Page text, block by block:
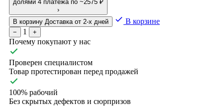
долями 4 платежа по ~2575 ₽
›
В корзину Доставка от 2-х дней В корзине
− 1 +
Почему покупают у нас
Проверен специалистом
Товар протестирован перед продажей
100% рабочий
Без скрытых дефектов и сюрпризов